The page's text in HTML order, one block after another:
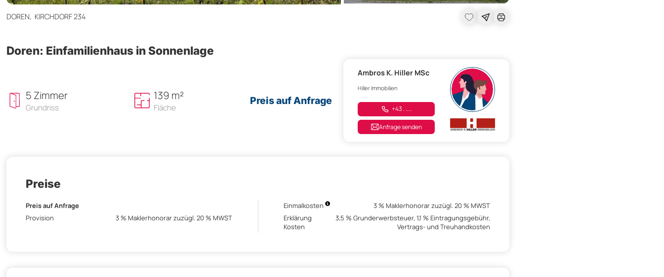
DOREN, KIRCHDORF 234
Doren: Einfamilienhaus in Sonnenlage
5 Zimmer
Grundriss
139 m²
Fläche
Preis auf Anfrage
Ambros K. Hiller MSc
Hiller Immobilien
+43 . ....
Anfrage senden
Preise
Preis auf Anfrage Einmalkosten
3 % Maklerhonorar zuzügl. 20 % MWST
Provision
3 % Maklerhonorar zuzügl. 20 % MWST
Erklärung
Kosten
3,5 % Grunderwerbsteuer, 1,1 % Eintragungsgebühr,
Vertrags- und Treuhandkosten